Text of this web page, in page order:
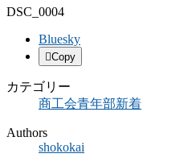
DSC_0004
Bluesky
Copy
カテゴリー
商工会青年部新着
Authors
shokokai